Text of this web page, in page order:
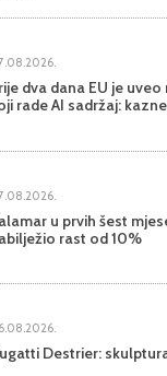
dva dana EU je
rade AI sadržaj:
u prvih šest
rast od 10%
Destrier: